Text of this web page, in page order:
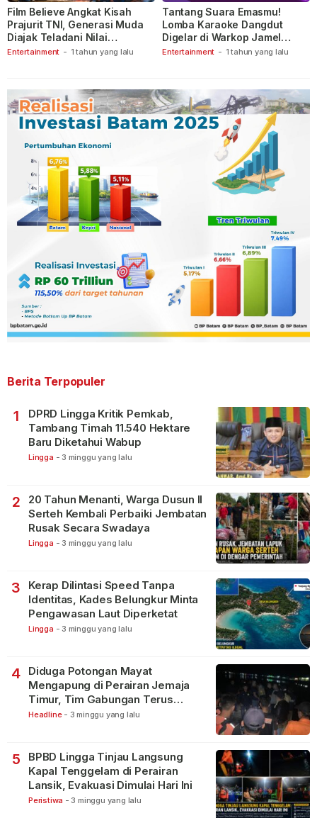
Entertainment - 1 tahun yang lalu
Film Believe Angkat Kisah
Prajurit TNI, Generasi Muda
Diajak Teladani Nilai
Keberanian
Entertainment - 1 tahun yang lalu
Tantang Suara Emasmu!
Lomba Karaoke Dangdut
Digelar di Warkop Jamel
Ganet
Berita Terpopuler
1
DPRD Lingga Kritik Pemkab,
Tambang Timah 11.540 Hektare
Baru Diketahui Wabup
Lingga - 3 minggu yang lalu
2
20 Tahun Menanti, Warga Dusun II
Serteh Kembali Perbaiki Jembatan
Rusak Secara Swadaya
Lingga - 3 minggu yang lalu
3
Kerap Dilintasi Speed Tanpa
Identitas, Kades Belungkur Minta
Pengawasan Laut Diperketat
Lingga - 3 minggu yang lalu
4
Diduga Potongan Mayat
Mengapung di Perairan Jemaja
Timur, Tim Gabungan Terus
Lakukan Pencarian
Headline - 3 minggu yang lalu
5
BPBD Lingga Tinjau Langsung
Kapal Tenggelam di Perairan
Lansik, Evakuasi Dimulai Hari Ini
Peristiwa - 3 minggu yang lalu